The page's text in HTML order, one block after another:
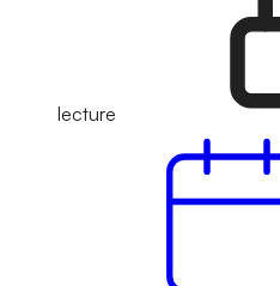
lecture